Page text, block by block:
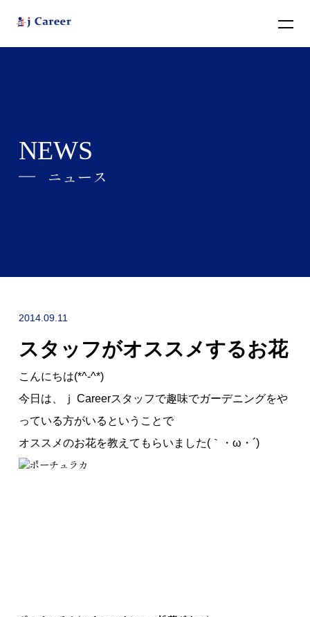
BACK
j Careerとは
NEWS
採用情報
NEWS
ニュース
2014.09.11
スタッフがオススメするお花
こんにちは(*^-^*)
今日は、ｊ Careerスタッフで趣味でガーデニングをや
っている方がいるということで
オススメのお花を教えてもらいました(｀・ω・´)